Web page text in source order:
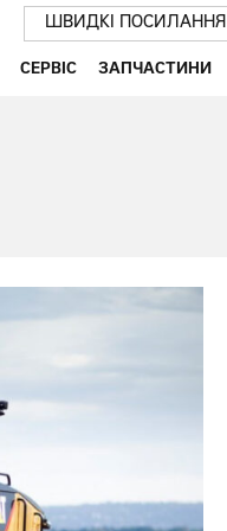
СЕРВІС ЗАПЧАСТИНИ
ШВИДКІ ПОСИЛАННЯ